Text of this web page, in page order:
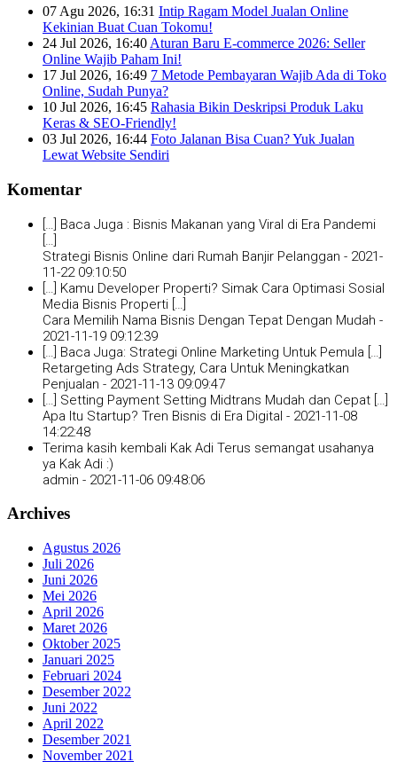
07 Agu 2026, 16:31 Intip Ragam Model Jualan Online
Kekinian Buat Cuan Tokomu!
24 Jul 2026, 16:40 Aturan Baru E-commerce 2026: Seller
Online Wajib Paham Ini!
17 Jul 2026, 16:49 7 Metode Pembayaran Wajib Ada di Toko
Online, Sudah Punya?
10 Jul 2026, 16:45 Rahasia Bikin Deskripsi Produk Laku
Keras & SEO-Friendly!
03 Jul 2026, 16:44 Foto Jalanan Bisa Cuan? Yuk Jualan
Lewat Website Sendiri
Komentar
[…] Baca Juga : Bisnis Makanan yang Viral di Era Pandemi
Strategi Bisnis Online dari Rumah Banjir Pelanggan - 2021-
11-22 09:10:50
[…] Kamu Developer Properti? Simak Cara Optimasi Sosial
Media Bisnis Properti […]
Cara Memilih Nama Bisnis Dengan Tepat Dengan Mudah -
2021-11-19 09:12:39
[…] Baca Juga: Strategi Online Marketing Untuk Pemula […]
Retargeting Ads Strategy, Cara Untuk Meningkatkan
Penjualan - 2021-11-13 09:09:47
[…] Setting Payment Setting Midtrans Mudah dan Cepat […]
Apa Itu Startup? Tren Bisnis di Era Digital - 2021-11-08
14:22:48
Terima kasih kembali Kak Adi Terus semangat usahanya
ya Kak Adi :)
admin - 2021-11-06 09:48:06
Archives
Agustus 2026
Juli 2026
Juni 2026
Mei 2026
April 2026
Maret 2026
Oktober 2025
Januari 2025
Februari 2024
Desember 2022
Juni 2022
April 2022
Desember 2021
November 2021